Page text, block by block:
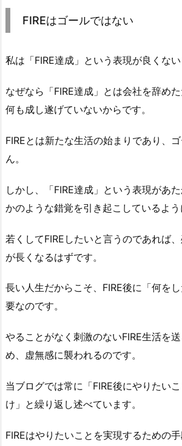
FIREはゴールではない
私は「FIRE達成」という表現が良くない
なぜなら「FIRE達成」とは会社を辞めた
何も成し遂げていないからです。
FIREとは新たな生活の始まりであり、
ん。
しかし、「FIRE達成」という表現があ
かのような錯覚を引き起こしているよう
若くしてFIREしたいと言うのであれば
が長くなるはずです。
長い人生だからこそ、FIRE後に「何を
要なのです。
やることがなく刺激のないFIRE生活を
め、虚無感に襲われるのです。
当ブログでは常に「FIRE後にやりたい
け」と繰り返し述べています。
FIREはやりたいことを実現するための